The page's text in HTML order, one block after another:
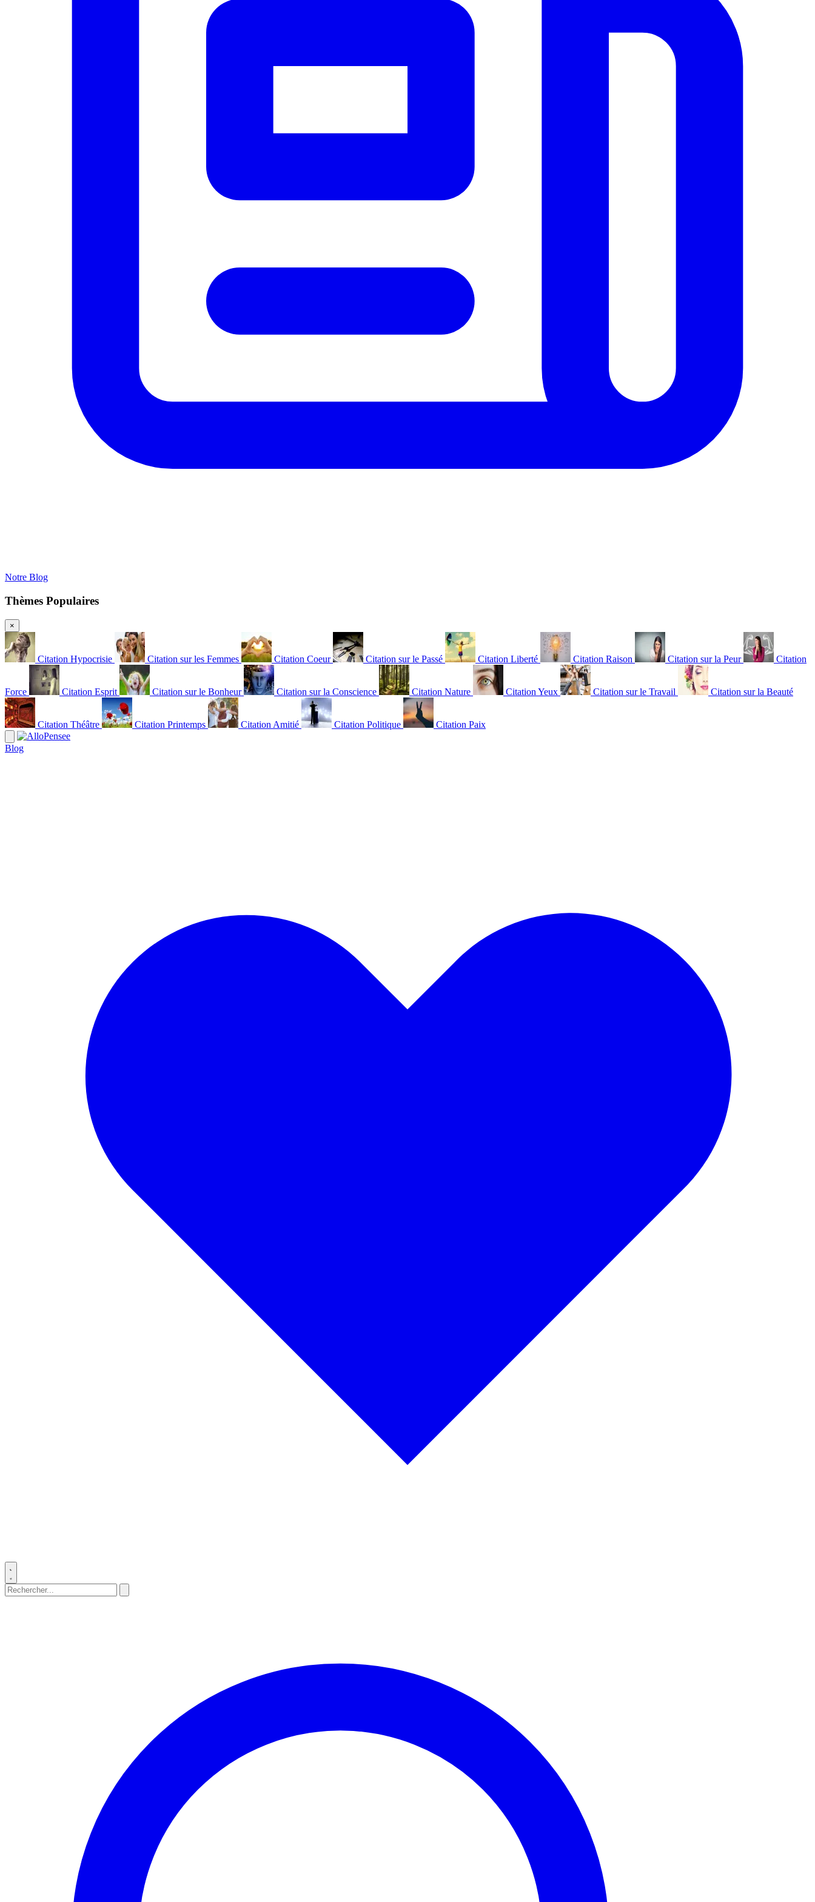
Notre Blog
Thèmes Populaires
×
Citation Hypocrisie Citation sur les Femmes Citation Coeur Citation sur le Passé Citation Liberté Citation Raison Citation sur la Peur Citation
Force Citation Esprit Citation sur le Bonheur Citation sur la Conscience Citation Nature Citation Yeux Citation sur le Travail Citation sur la Beauté
Citation Théâtre Citation Printemps Citation Amitié Citation Politique Citation Paix
Blog